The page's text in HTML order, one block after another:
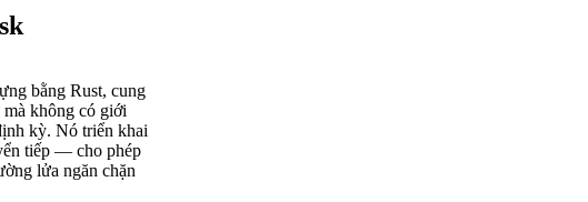
bằng Rust, cung
không có giới
kỳ. Nó triển khai
tiếp — cho phép
lửa ngăn chặn